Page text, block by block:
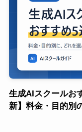
生成AIスクールお
新】料金・目的別